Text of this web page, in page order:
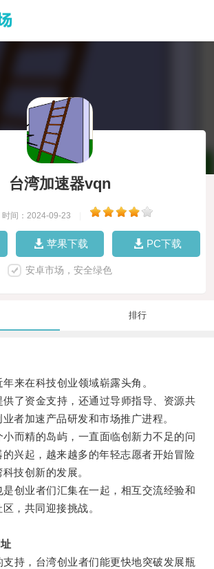
台湾加速器vqn
时间：2024-09-23
苹果下载 PC下载
安卓市场，安全绿色
排行
在科技创业领域崭露头角。
资金支持，还通过导师指导、资源共
者加速产品研发和市场推广进程。
精的岛屿，一直面临创新力不足的问
兴起，越来越多的年轻志愿者开始冒险
技创新的发展。
业者们汇集在一起，相互交流经验和
，共同迎接挑战。
，台湾创业者们能更快地突破发展瓶